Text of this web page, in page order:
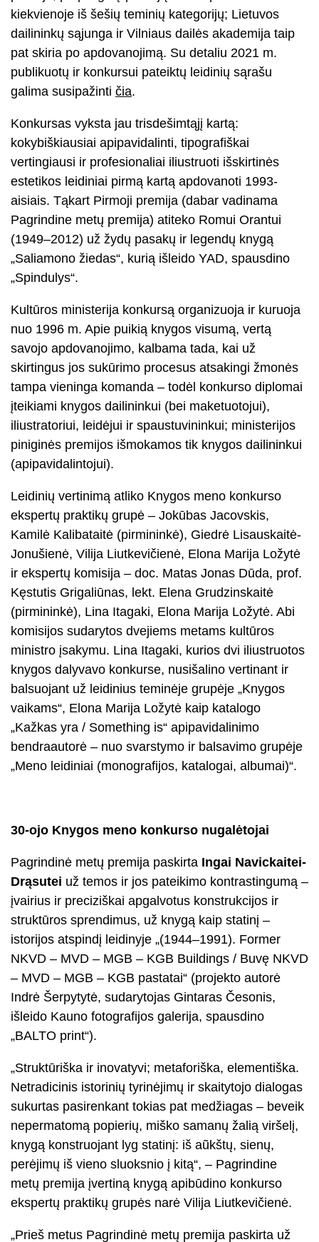
kiekvienoje iš šešių teminių kategorijų; Lietuvos
dailininkų sąjunga ir Vilniaus dailės akademija taip
pat skiria po apdovanojimą. Su detaliu 2021 m.
publikuotų ir konkursui pateiktų leidinių sąrašu
galima susipažinti čia.
Konkursas vyksta jau trisdešimtąjį kartą:
kokybiškiausiai apipavidalinti, tipografiškai
vertingiausi ir profesionaliai iliustruoti išskirtinės
estetikos leidiniai pirmą kartą apdovanoti 1993-
aisiais. Tąkart Pirmoji premija (dabar vadinama
Pagrindine metų premija) atiteko Romui Orantui
(1949–2012) už žydų pasakų ir legendų knygą
„Saliamono žiedas“, kurią išleido YAD, spausdino
„Spindulys“.
Kultūros ministerija konkursą organizuoja ir kuruoja
nuo 1996 m. Apie puikią knygos visumą, vertą
savojo apdovanojimo, kalbama tada, kai už
skirtingus jos sukūrimo procesus atsakingi žmonės
tampa vieninga komanda – todėl konkurso diplomai
įteikiami knygos dailininkui (bei maketuotojui),
iliustratoriui, leidėjui ir spaustuvininkui; ministerijos
piniginės premijos išmokamos tik knygos dailininkui
(apipavidalintojui).
Leidinių vertinimą atliko Knygos meno konkurso
ekspertų praktikų grupė – Jokūbas Jacovskis,
Kamilė Kalibataitė (pirmininkė), Giedrė Lisauskaitė-
Jonušienė, Vilija Liutkevičienė, Elona Marija Ložytė
ir ekspertų komisija – doc. Matas Jonas Dūda, prof.
Kęstutis Grigaliūnas, lekt. Elena Grudzinskaitė
(pirmininkė), Lina Itagaki, Elona Marija Ložytė. Abi
komisijos sudarytos dvejiems metams kultūros
ministro įsakymu. Lina Itagaki, kurios dvi iliustruotos
knygos dalyvavo konkurse, nusišalino vertinant ir
balsuojant už leidinius teminėje grupėje „Knygos
vaikams“, Elona Marija Ložytė kaip katalogo
„Kažkas yra / Something is“ apipavidalinimo
bendraautorė – nuo svarstymo ir balsavimo grupėje
„Meno leidiniai (monografijos, katalogai, albumai)“.
30-ojo Knygos meno konkurso nugalėtojai
Pagrindinė metų premija paskirta Ingai Navickaitei-
Drąsutei už temos ir jos pateikimo kontrastingumą –
įvairius ir preciziškai apgalvotus konstrukcijos ir
struktūros sprendimus, už knygą kaip statinį –
istorijos atspindį leidinyje „(1944–1991). Former
NKVD – MVD – MGB – KGB Buildings / Buvę NKVD
– MVD – MGB – KGB pastatai“ (projekto autorė
Indrė Šerpytytė, sudarytojas Gintaras Česonis,
išleido Kauno fotografijos galerija, spausdino
„BALTO print“).
„Struktūriška ir inovatyvi; metaforiška, elementiška.
Netradicinis istorinių tyrinėjimų ir skaitytojo dialogas
sukurtas pasirenkant tokias pat medžiagas – beveik
nepermatomą popierių, miško samanų žalią viršelį,
knygą konstruojant lyg statinį: iš aũkštų, sienų,
perėjimų iš vieno sluoksnio į kitą“, – Pagrindine
metų premija įvertiną knygą apibūdino konkurso
ekspertų praktikų grupės narė Vilija Liutkevičienė.
„Prieš metus Pagrindinė metų premija paskirta už